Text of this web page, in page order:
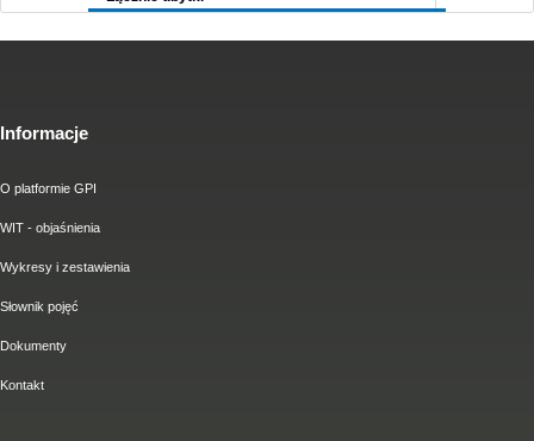
Informacje
O platformie GPI
WIT - objaśnienia
Wykresy i zestawienia
Słownik pojęć
Dokumenty
Kontakt